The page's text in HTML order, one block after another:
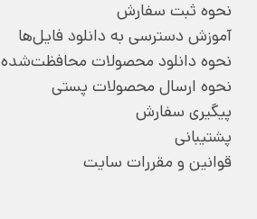
نحوه ثبت سفارش
آموزش دسترسی به دانلود فایل‌ها
نحوه دانلود محصولات محافظت‌شده
نحوه ارسال محصولات پستی
پیگیری سفارش
پشتیبانی
قوانین و مقررات سایت